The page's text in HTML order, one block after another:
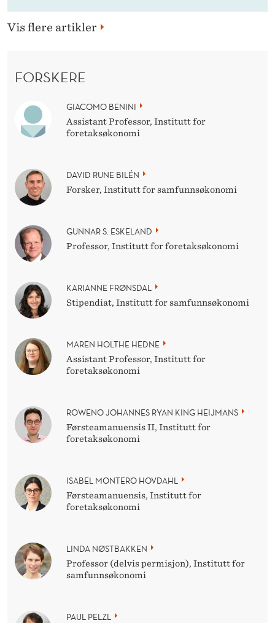
Vis flere artikler
FORSKERE
GIACOMO BENINI
Assistant Professor, Institutt for
foretaksøkonomi
DAVID RUNE BILÉN
Forsker, Institutt for samfunnsøkonomi
GUNNAR S. ESKELAND
Professor, Institutt for foretaksøkonomi
KARIANNE FRØNSDAL
Stipendiat, Institutt for samfunnsøkonomi
MAREN HOLTHE HEDNE
Assistant Professor, Institutt for
foretaksøkonomi
ROWENO JOHANNES RYAN KING HEIJMANS
Førsteamanuensis II, Institutt for
foretaksøkonomi
ISABEL MONTERO HOVDAHL
Førsteamanuensis, Institutt for
foretaksøkonomi
LINDA NØSTBAKKEN
Professor (delvis permisjon), Institutt for
samfunnsøkonomi
PAUL PELZL